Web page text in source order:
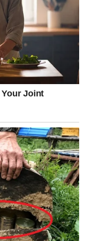
kada su
prilika za potpuno
iskrena
zvijezde vas
je jedno poznanstvo
vam ne govori sve
planove. Ne
birajte kome
biti veoma jaka i